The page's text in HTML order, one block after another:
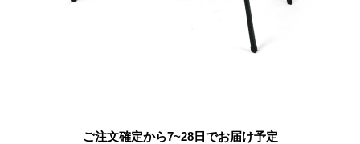
ご注文確定から7~28日でお届け予定